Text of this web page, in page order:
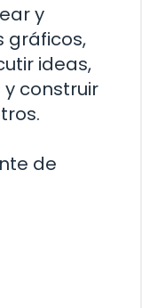
y
gráficos,
ideas,
construir
de